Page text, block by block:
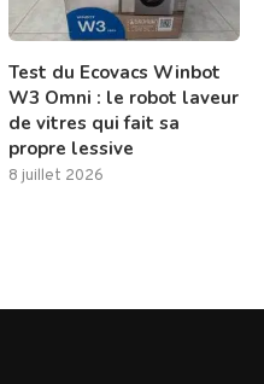
Test du Ecovacs Winbot
W3 Omni : le robot laveur
de vitres qui fait sa
propre lessive
8 juillet 2026